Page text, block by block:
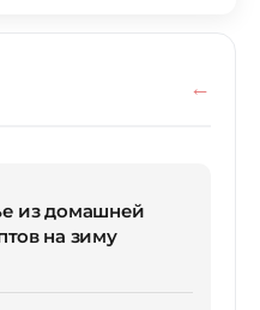
из домашней
на зиму